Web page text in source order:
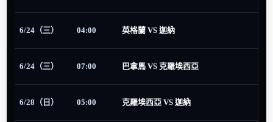
6/24（三） 04:00 英格蘭 VS 迦納
6/24（三） 07:00 巴拿馬 VS 克羅埃西亞
6/28（日） 05:00 克羅埃西亞 VS 迦納